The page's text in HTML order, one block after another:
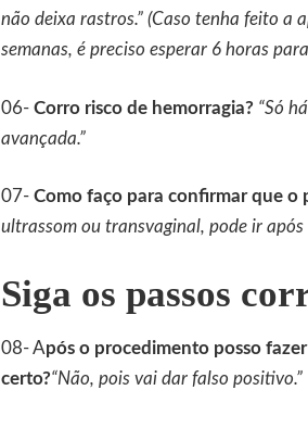
não deixa rastros.” (Caso tenha feito a
semanas, é preciso esperar 6 horas
06- Corro risco de hemorragia? “Só
avançada.”
07- Como faço para confirmar que o
ultrassom ou transvaginal, pode ir
Siga os passos
08- Após o procedimento posso
certo?“Não, pois vai dar falso positivo.”